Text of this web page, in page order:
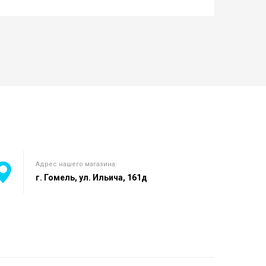
Адрес нашего магазина:
г. Гомель, ул. Ильича, 161д